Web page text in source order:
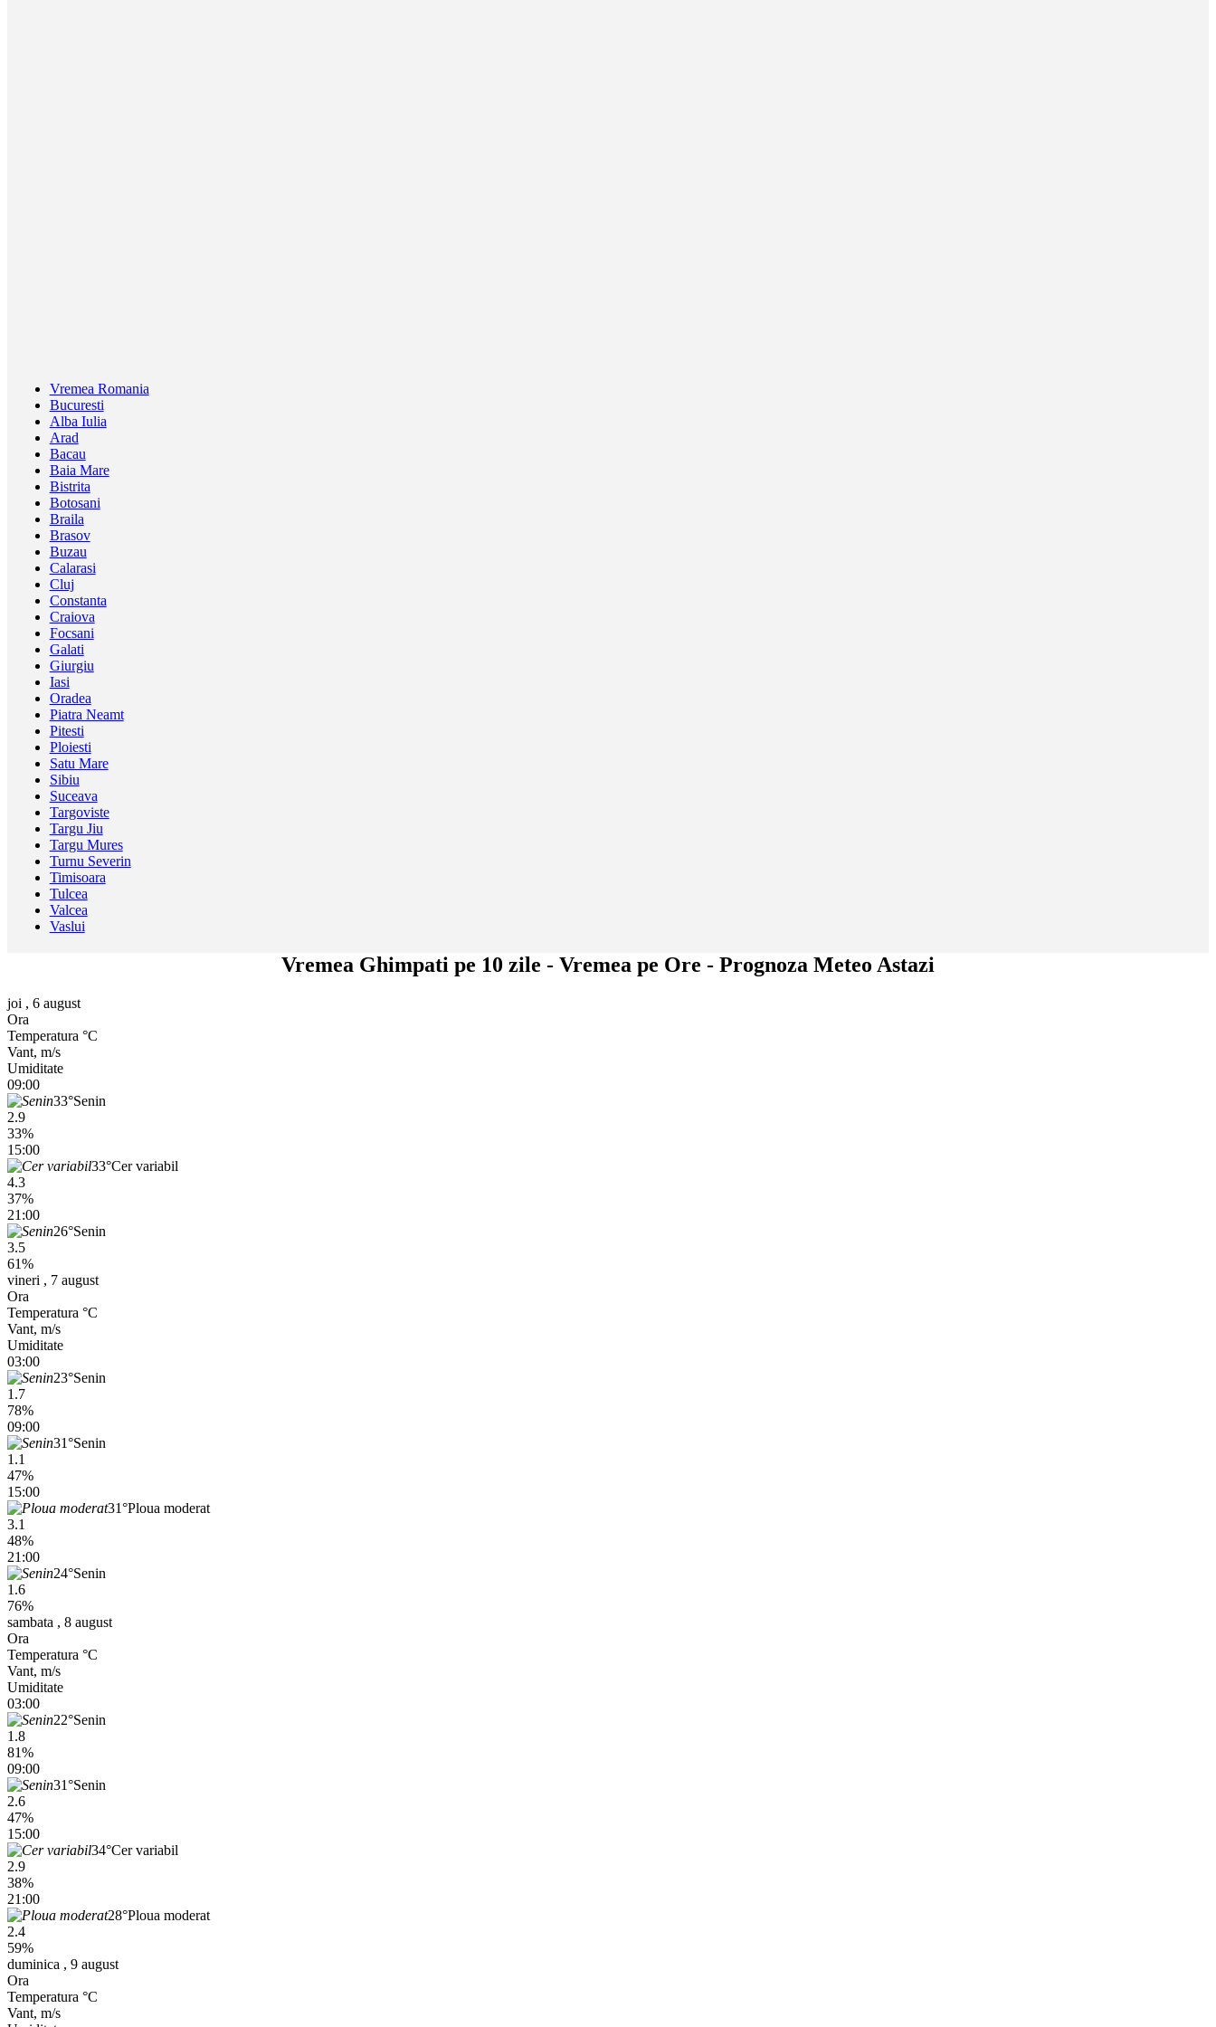
Vremea Romania
Bucuresti
Alba Iulia
Arad
Bacau
Baia Mare
Bistrita
Botosani
Braila
Brasov
Buzau
Calarasi
Cluj
Constanta
Craiova
Focsani
Galati
Giurgiu
Iasi
Oradea
Piatra Neamt
Pitesti
Ploiesti
Satu Mare
Sibiu
Suceava
Targoviste
Targu Jiu
Targu Mures
Turnu Severin
Timisoara
Tulcea
Valcea
Vaslui
Vremea Ghimpati pe 10 zile - Vremea pe Ore - Prognoza Meteo Astazi
joi , 6 august
Ora
Temperatura °C
Vant, m/s
Umiditate
09:00
33°Senin
2.9
33%
15:00
33°Cer variabil
4.3
37%
21:00
26°Senin
3.5
61%
vineri , 7 august
Ora
Temperatura °C
Vant, m/s
Umiditate
03:00
23°Senin
1.7
78%
09:00
31°Senin
1.1
47%
15:00
31°Ploua moderat
3.1
48%
21:00
24°Senin
1.6
76%
sambata , 8 august
Ora
Temperatura °C
Vant, m/s
Umiditate
03:00
22°Senin
1.8
81%
09:00
31°Senin
2.6
47%
15:00
34°Cer variabil
2.9
38%
21:00
28°Ploua moderat
2.4
59%
duminica , 9 august
Ora
Temperatura °C
Vant, m/s